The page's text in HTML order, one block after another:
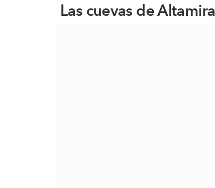
Las cuevas de Altamira